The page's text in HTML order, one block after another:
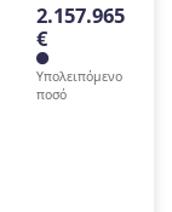
2.157.965
€
Υπολειπόμενο
ποσό